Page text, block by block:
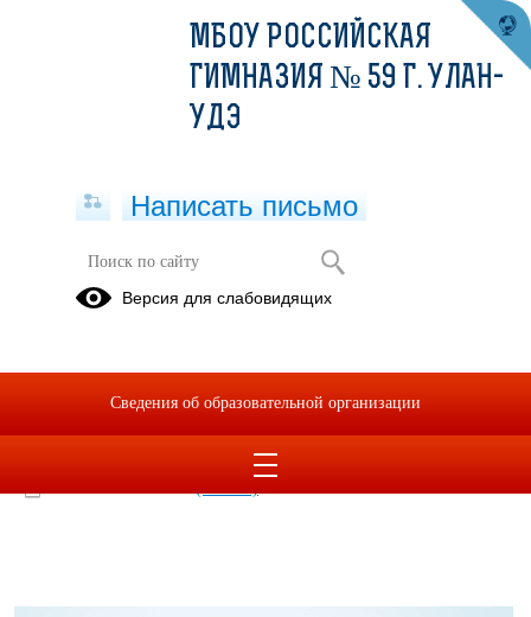
Меню 25.04.2022
Меню 25.04.2022
(скачать)
МБОУ РОССИЙСКАЯ
ГИМНАЗИЯ № 59 Г. УЛАН-
УДЭ
Написать письмо
Версия для слабовидящих
Сведения об образовательной организации